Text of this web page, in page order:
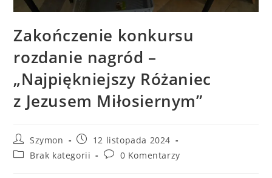
Zakończenie konkursu
rozdanie nagród –
„Najpiękniejszy Różaniec
z Jezusem Miłosiernym”
Szymon
12 listopada 2024
Brak kategorii
0 Komentarzy